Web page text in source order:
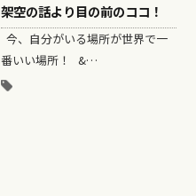
架空の話より目の前のココ！
今、自分がいる場所が世界で一
番いい場所！ &…